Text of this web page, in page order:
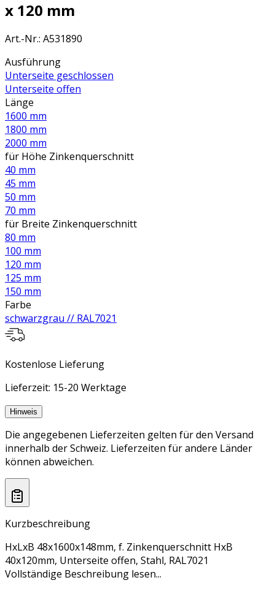
x 120 mm
Art.-Nr.: A531890
Ausführung
Unterseite geschlossen
Unterseite offen
Länge
1600 mm
1800 mm
2000 mm
für Höhe Zinkenquerschnitt
40 mm
45 mm
50 mm
70 mm
für Breite Zinkenquerschnitt
80 mm
100 mm
120 mm
125 mm
150 mm
Farbe
schwarzgrau // RAL7021
Kostenlose Lieferung
Lieferzeit: 15-20 Werktage
Hinweis
Die angegebenen Lieferzeiten gelten für den Versand
innerhalb der Schweiz. Lieferzeiten für andere Länder
können abweichen.
Kurzbeschreibung
HxLxB 48x1600x148mm, f. Zinkenquerschnitt HxB
40x120mm, Unterseite offen, Stahl, RAL7021
Vollständige Beschreibung lesen...